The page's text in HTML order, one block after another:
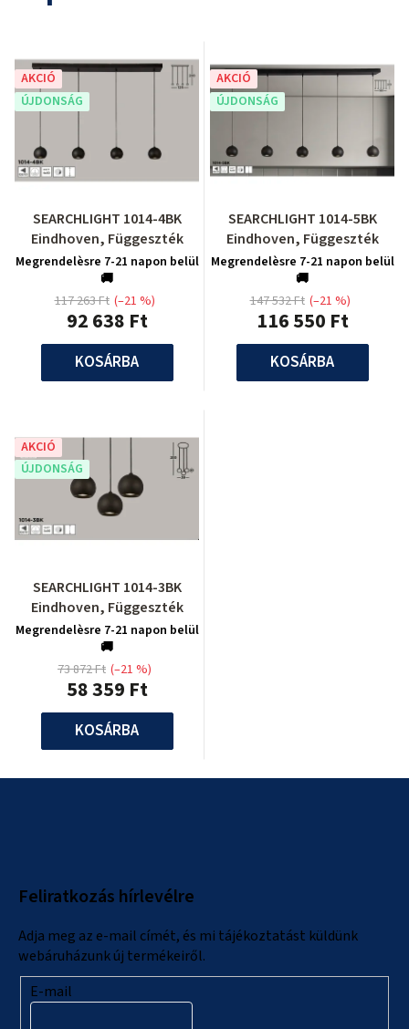
AKCIÓ
ÚJDONSÁG
SEARCHLIGHT 1014-4BK
Eindhoven, Függeszték
Megrendelèsre 7-21 napon belül
🚚
92 638 Ft
117 263 Ft (–21 %)
KOSÁRBA
AKCIÓ
ÚJDONSÁG
SEARCHLIGHT 1014-5BK
Eindhoven, Függeszték
Megrendelèsre 7-21 napon belül
🚚
116 550 Ft
147 532 Ft (–21 %)
KOSÁRBA
AKCIÓ
ÚJDONSÁG
SEARCHLIGHT 1014-3BK
Eindhoven, Függeszték
Megrendelèsre 7-21 napon belül
🚚
58 359 Ft
73 872 Ft (–21 %)
KOSÁRBA
Feliratkozás hírlevélre
Adja meg az e-mail címét, és mi tájékoztatást küldünk
webáruházunk új termékeiről.
E-mail